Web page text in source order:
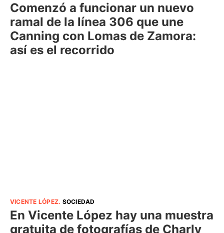
Comenzó a funcionar un nuevo
ramal de la línea 306 que une
Canning con Lomas de Zamora:
así es el recorrido
VICENTE LÓPEZ. SOCIEDAD
En Vicente López hay una muestra
gratuita de fotografías de Charly